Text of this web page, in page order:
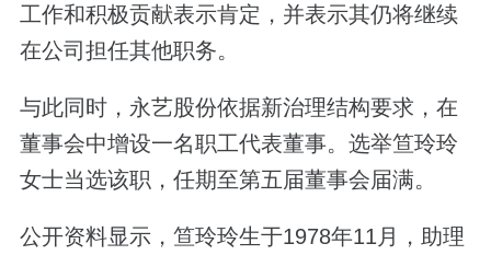
工作和积极贡献表示肯定，并表示其仍将继续
在公司担任其他职务。
与此同时，永艺股份依据新治理结构要求，在
董事会中增设一名职工代表董事。选举笪玲玲
女士当选该职，任期至第五届董事会届满。
公开资料显示，笪玲玲生于1978年11月，助理